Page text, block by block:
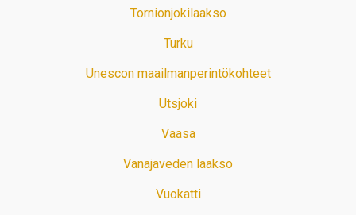
Tornionjokilaakso
Turku
Unescon maailmanperintökohteet
Utsjoki
Vaasa
Vanajaveden laakso
Vuokatti